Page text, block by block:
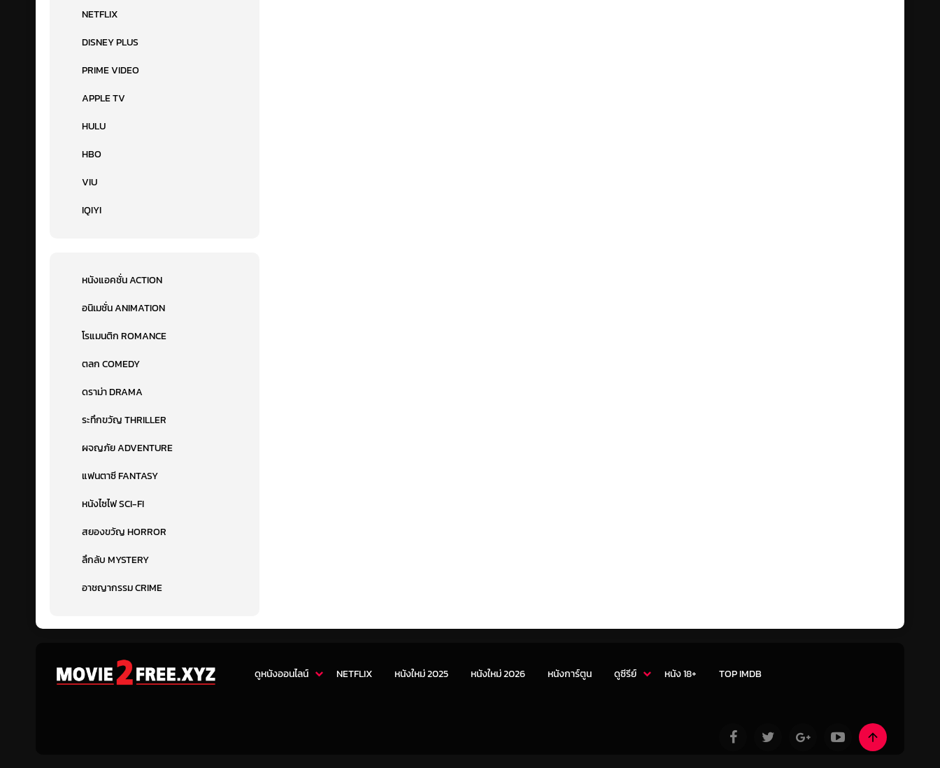
NETFLIX
DISNEY PLUS
PRIME VIDEO
APPLE TV
HULU
HBO
VIU
IQIYI
หนังแอคชั่น ACTION
อนิเมชั่น ANIMATION
โรแมนติก ROMANCE
ตลก COMEDY
ดราม่า DRAMA
ระทึกขวัญ THRILLER
ผจญภัย ADVENTURE
แฟนตาซี FANTASY
หนังไซไฟ SCI-FI
สยองขวัญ HORROR
ลึกลับ MYSTERY
อาชญากรรม CRIME
ดูหนังออนไลน์ NETFLIX หนังใหม่ 2025 หนังใหม่ 2026 หนังการ์ตูน ดูซีรีย์ หนัง 18+ TOP IMDB